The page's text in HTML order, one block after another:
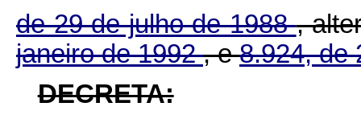
de 29 de julho de 1988,
janeiro de 1992, e8.924, de
DECRETA: